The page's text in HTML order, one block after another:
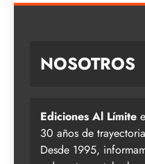
NOSOTROS
Ediciones Al Límite
30 años de
Desde 1995,